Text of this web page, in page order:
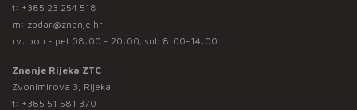
t: +385 23 254 518
m: zadar@znanje.hr
rv: pon - pet 08:00 - 20:00; sub 8:00-14:00
Znanje Rijeka ZTC
Zvonimirova 3, Rijeka
t: +385 51 581 370